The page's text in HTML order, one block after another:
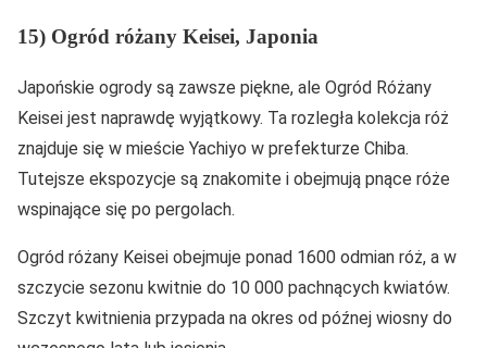
15) Ogród różany Keisei, Japonia
Japońskie ogrody są zawsze piękne, ale Ogród Różany
Keisei jest naprawdę wyjątkowy. Ta rozległa kolekcja róż
znajduje się w mieście Yachiyo w prefekturze Chiba.
Tutejsze ekspozycje są znakomite i obejmują pnące róże
wspinające się po pergolach.
Ogród różany Keisei obejmuje ponad 1600 odmian róż, a w
szczycie sezonu kwitnie do 10 000 pachnących kwiatów.
Szczyt kwitnienia przypada na okres od późnej wiosny do